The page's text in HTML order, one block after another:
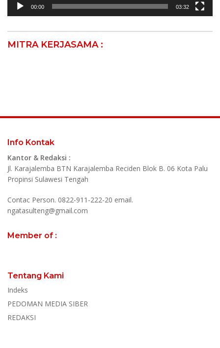
00:00 03:32
MITRA KERJASAMA :
Info Kontak
Kantor & Redaksi :
Jl. Karajalemba BTN Karajalemba Reciden Blok B. 06 Kota Palu
Propinsi Sulawesi Tengah
Contac Person. 0822-911-222-20 email.
ngatasulteng@gmail.com
Member of :
Tentang Kami
Indeks
PEDOMAN MEDIA SIBER
REDAKSI